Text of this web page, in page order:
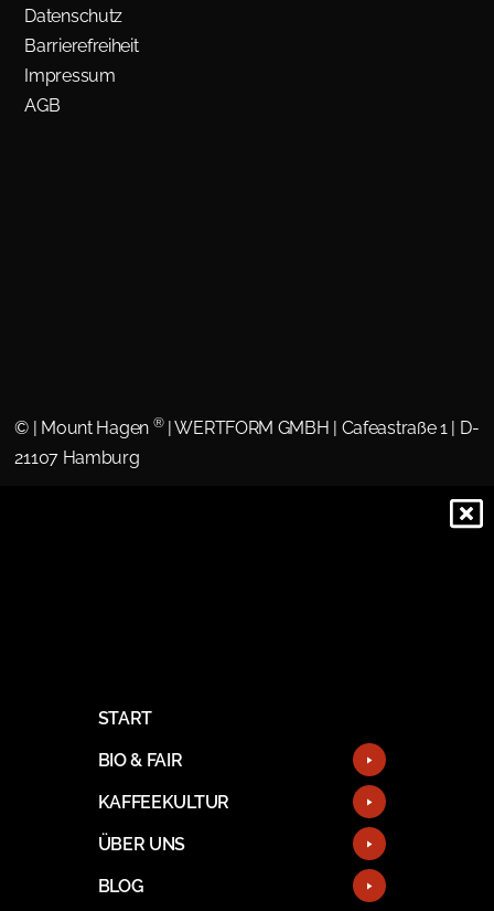
Datenschutz
Barrierefreiheit
Impressum
AGB
© | Mount Hagen ®| WERTFORM GMBH | Cafeastraße 1 | D-
21107 Hamburg
START
BIO & FAIR
KAFFEEKULTUR
ÜBER UNS
BLOG